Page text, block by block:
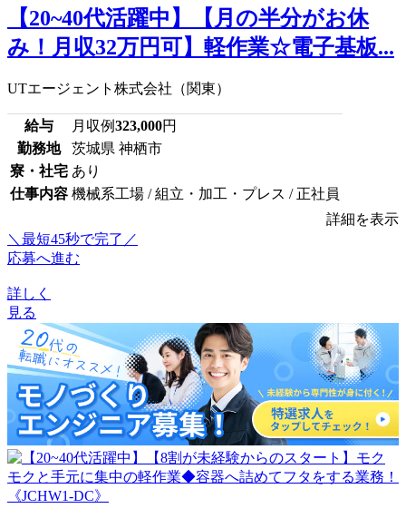
【20~40代活躍中】【月の半分がお休
み！月収32万円可】軽作業☆電子基板...
UTエージェント株式会社（関東）
給与 月収例323,000円
勤務地
茨城県 神栖市
寮・社宅 あり
仕事内容 機械系工場 / 組立・加工・プレス / 正社員
詳細を表示
＼最短45秒で完了／
応募へ進む
詳しく
見る